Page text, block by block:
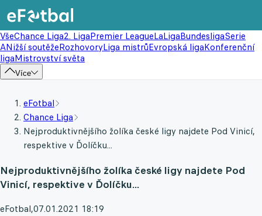
VšeChance Liga2. LigaPremier LeagueLaLigaBundesligaSerie
ANižší soutěžeRozhovoryLiga mistrůEvropská ligaKonferenční
ligaMistrovství světa
Více
eFotbal
Chance Liga
Nejproduktivnějšího žolíka české ligy najdete Pod Vinicí,
respektive v Ďolíčku...
Nejproduktivnějšího žolíka české ligy najdete Pod
Vinicí, respektive v Ďolíčku...
eFotbal,07.01.2021 18:19